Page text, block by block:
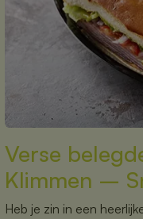
Verse
Klimmen –
Heb je zin in een